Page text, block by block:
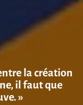
la création
il faut que
»